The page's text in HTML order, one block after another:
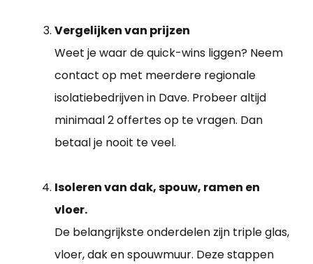
Vergelijken van prijzen
Weet je waar de quick-wins liggen? Neem
contact op met meerdere regionale
isolatiebedrijven in Dave. Probeer altijd
minimaal 2 offertes op te vragen. Dan
betaal je nooit te veel.
Isoleren van dak, spouw, ramen en
vloer.
De belangrijkste onderdelen zijn triple glas,
vloer, dak en spouwmuur. Deze stappen